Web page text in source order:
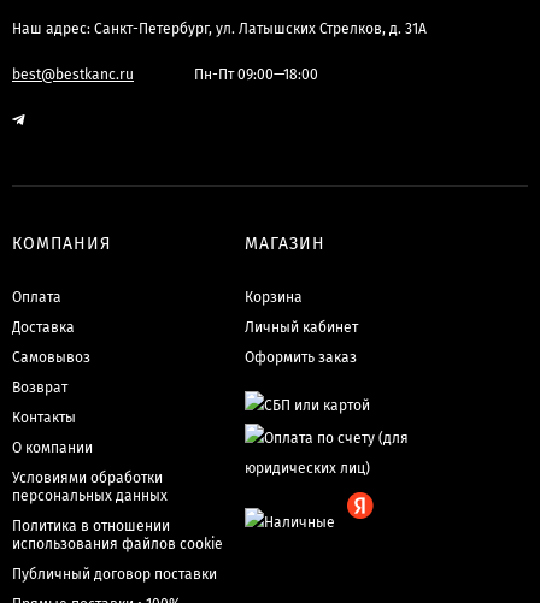
Наш адрес: Санкт-Петербург, ул. Латышских Стрелков, д. 31А
best@bestkanc.ru Пн-Пт 09:00—18:00
КОМПАНИЯ
Оплата
Доставка
Самовывоз
Возврат
Контакты
О компании
Условиями обработки
персональных данных
Политика в отношении
использования файлов cookie
Публичный договор поставки
МАГАЗИН
Корзина
Личный кабинет
Оформить заказ